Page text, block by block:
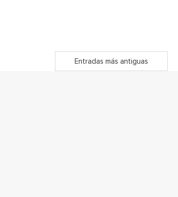
Entradas más antiguas